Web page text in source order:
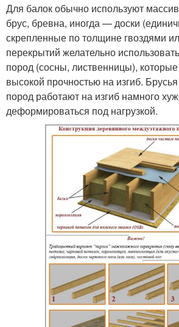
Для балок обычно используют
брус, бревна, иногда — доски
скрепленные по толщине гвоздями
перекрытий желательно
пород (сосны, лиственницы),
высокой прочностью на изгиб.
пород работают на изгиб намного
деформироваться под нагрузкой.